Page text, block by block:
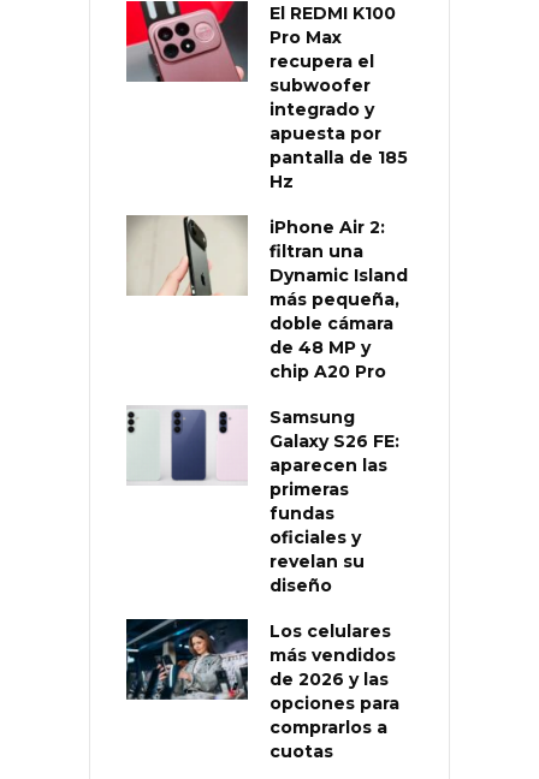
El REDMI K100
Pro Max
recupera el
subwoofer
integrado y
apuesta por
pantalla de 185
Hz
iPhone Air 2:
filtran una
Dynamic Island
más pequeña,
doble cámara
de 48 MP y
chip A20 Pro
Samsung
Galaxy S26 FE:
aparecen las
primeras
fundas
oficiales y
revelan su
diseño
Los celulares
más vendidos
de 2026 y las
opciones para
comprarlos a
cuotas